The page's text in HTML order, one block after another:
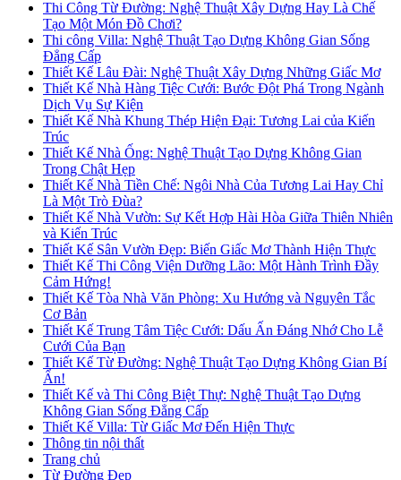
Thi Công Từ Đường: Nghệ Thuật Xây Dựng Hay Là Chế
Tạo Một Món Đồ Chơi?
Thi công Villa: Nghệ Thuật Tạo Dựng Không Gian Sống
Đẳng Cấp
Thiết Kế Lâu Đài: Nghệ Thuật Xây Dựng Những Giấc Mơ
Thiết Kế Nhà Hàng Tiệc Cưới: Bước Đột Phá Trong Ngành
Dịch Vụ Sự Kiện
Thiết Kế Nhà Khung Thép Hiện Đại: Tương Lai của Kiến
Trúc
Thiết Kế Nhà Ống: Nghệ Thuật Tạo Dựng Không Gian
Trong Chật Hẹp
Thiết Kế Nhà Tiền Chế: Ngôi Nhà Của Tương Lai Hay Chỉ
Là Một Trò Đùa?
Thiết Kế Nhà Vườn: Sự Kết Hợp Hài Hòa Giữa Thiên Nhiên
và Kiến Trúc
Thiết Kế Sân Vườn Đẹp: Biến Giấc Mơ Thành Hiện Thực
Thiết Kế Thi Công Viện Dưỡng Lão: Một Hành Trình Đầy
Cảm Hứng!
Thiết Kế Tòa Nhà Văn Phòng: Xu Hướng và Nguyên Tắc
Cơ Bản
Thiết Kế Trung Tâm Tiệc Cưới: Dấu Ấn Đáng Nhớ Cho Lễ
Cưới Của Bạn
Thiết Kế Từ Đường: Nghệ Thuật Tạo Dựng Không Gian Bí
Ẩn!
Thiết Kế và Thi Công Biệt Thự: Nghệ Thuật Tạo Dựng
Không Gian Sống Đẳng Cấp
Thiết Kế Villa: Từ Giấc Mơ Đến Hiện Thực
Thông tin nội thất
Trang chủ
Từ Đường Đẹp